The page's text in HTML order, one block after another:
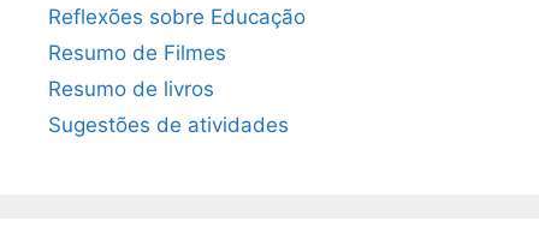
Reflexões sobre Educação
Resumo de Filmes
Resumo de livros
Sugestões de atividades